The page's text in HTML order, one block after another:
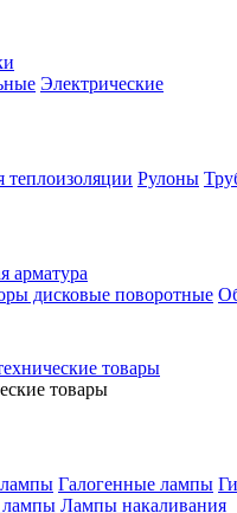
Электрические
теплоизоляции Рулоны
арматура
дисковые поворотные
товары
товары
лампы Галогенные лампы
лампы Лампы накаливания